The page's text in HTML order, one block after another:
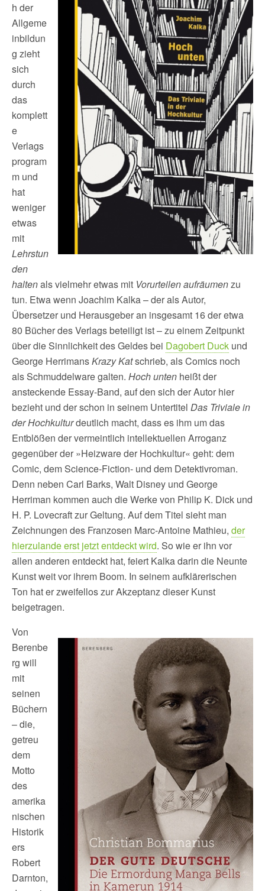
h der
Allgeme
inbildun
g zieht
sich
durch
das
komplett
e
Verlags
program
m und
hat
weniger
etwas
mit
Lehrstun
den
haltenals vielmehr etwas mit Vorurteilen aufräumenzu
tun. Etwa wenn Joachim Kalka – der als Autor,
Übersetzer und Herausgeber an insgesamt 16 der etwa
80 Bücher des Verlags beteiligt ist – zu einem Zeitpunkt
über die Sinnlichkeit des Geldes bei Dagobert Duck und
George HerrimansKrazy Katschrieb, als Comics noch
als Schmuddelware galten. Hoch unten heißt der
ansteckende Essay-Band, auf den sich der Autor hier
bezieht und der schon in seinem Untertitel Das Triviale in
der Hochkulturdeutlich macht, dass es ihm um das
Entblößen der vermeintlich intellektuellen Arroganz
gegenüber der »Heizware der Hochkultur« geht: dem
Comic, dem Science-Fiction- und dem Detektivroman.
Denn neben Carl Barks, Walt Disney und George
Herriman kommen auch die Werke von Philip K. Dick und
H. P. Lovecraft zur Geltung. Auf dem Titel sieht man
Zeichnungen des Franzosen Marc-Antoine Mathieu, der
hierzulande erst jetzt entdeckt wird. So wie er ihn vor
allen anderen entdeckt hat, feiert Kalka darin die Neunte
Kunst weit vor ihrem Boom. In seinem aufklärerischen
Ton hat er zweifellos zur Akzeptanz dieser Kunst
beigetragen.
Von
Berenbe
rg will
mit
seinen
Büchern
– die,
getreu
dem
Motto
des
amerika
nischen
Historik
ers
Robert
Darnton,